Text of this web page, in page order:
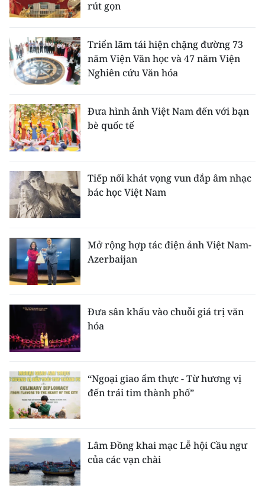
rút gọn
Triển lãm tái hiện chặng đường 73
năm Viện Văn học và 47 năm Viện
Nghiên cứu Văn hóa
Đưa hình ảnh Việt Nam đến với bạn
bè quốc tế
Tiếp nối khát vọng vun đắp âm nhạc
bác học Việt Nam
Mở rộng hợp tác điện ảnh Việt Nam-
Azerbaijan
Đưa sân khấu vào chuỗi giá trị văn
hóa
“Ngoại giao ẩm thực - Từ hương vị
đến trái tim thành phố”
Lâm Đồng khai mạc Lễ hội Cầu ngư
của các vạn chài